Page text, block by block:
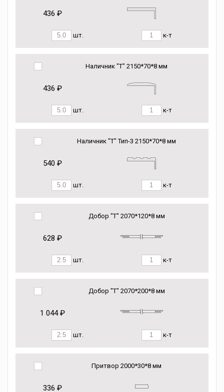
436 ₽
шт. к-т
Наличник "Т" 2150*70*8 мм
436 ₽
шт. к-т
Наличник "Т" Тип-3 2150*70*8 мм
540 ₽
шт. к-т
Добор "Т" 2070*120*8 мм
628 ₽
шт. к-т
Добор "Т" 2070*200*8 мм
1 044 ₽
шт. к-т
Притвор 2000*30*8 мм
336 ₽